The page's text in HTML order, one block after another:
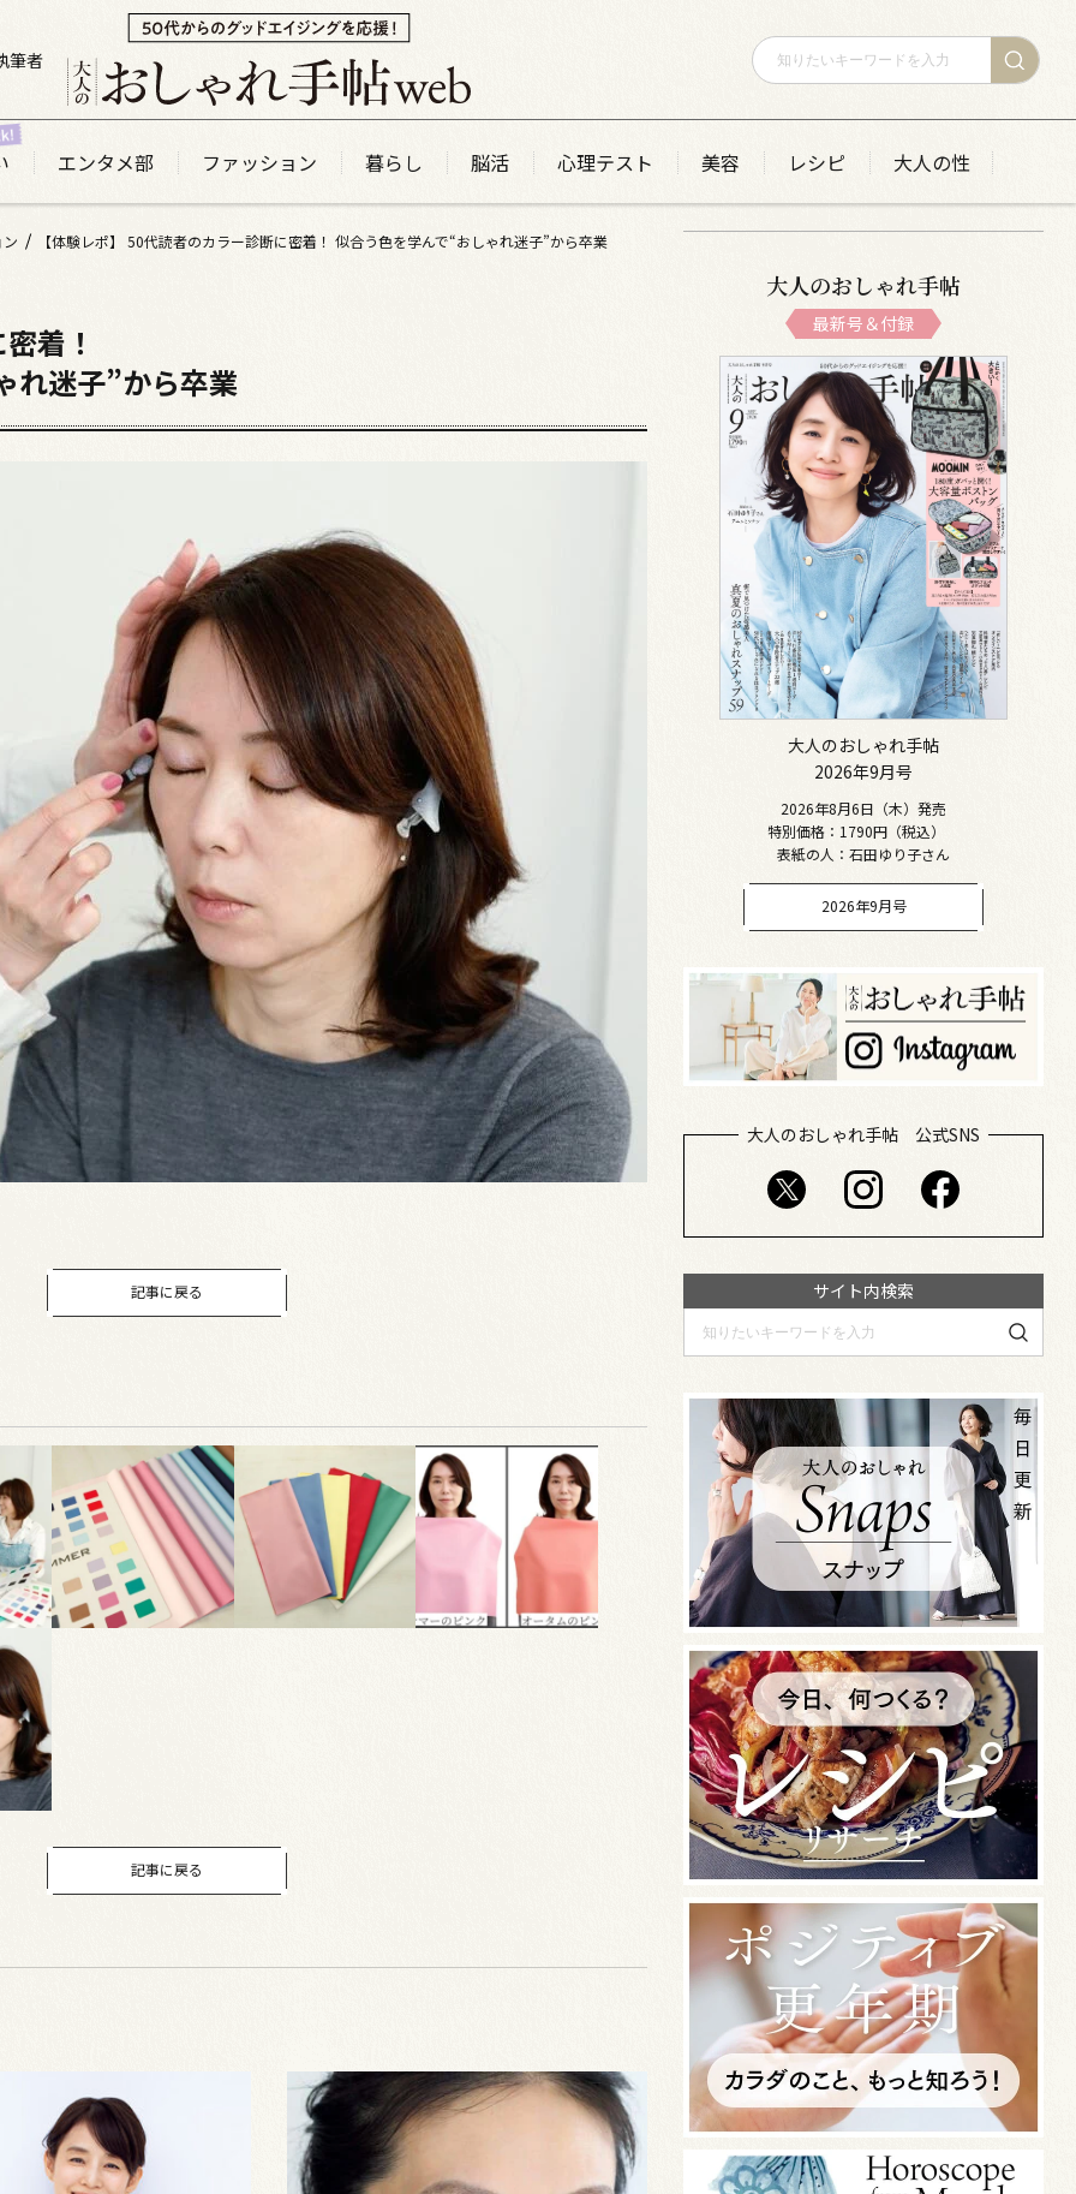
筆者
エンタメ部 ファッション 暮らし 脳活 心理テスト 美容 レシピ 大人の性
【体験レポ】 50代読者のカラー診断に密着！ 似合う色を学んで“おしゃれ迷子”から卒業
着！
れ迷子”から卒業
記事に戻る
記事に戻る
大人のおしゃれ手帖
最新号＆付録
大人のおしゃれ手帖
2026年9月号
2026年8月6日（木）発売
特別価格：1790円（税込）
表紙の人：石田ゆり子さん
2026年9月号
大人のおしゃれ手帖 公式SNS
サイト内検索